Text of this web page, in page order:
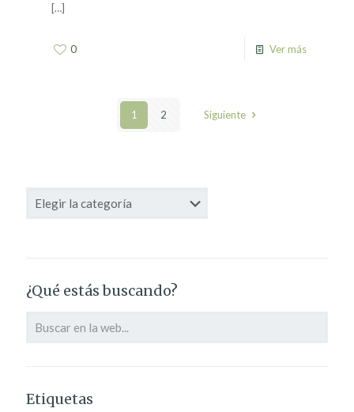
[…]
0 Ver más
1 2 Siguiente
Categorías
¿Qué estás buscando?
Etiquetas